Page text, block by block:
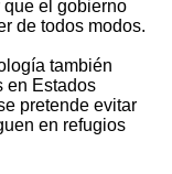
que el gobierno
de todos modos.
también
en Estados
pretende evitar
en refugios